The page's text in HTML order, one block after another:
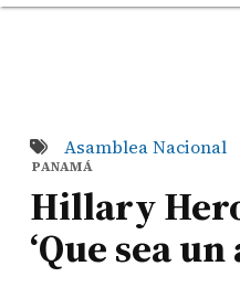
Asamblea Nacional
PANAMÁ
Hillary
‘Que sea